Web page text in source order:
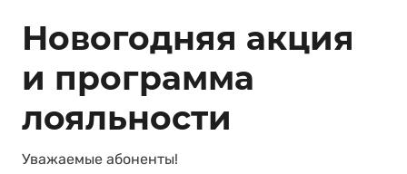
Новогодняя акция
и программа
лояльности
Уважаемые абоненты!